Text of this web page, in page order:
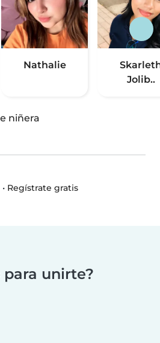
Nathalie
Jolib..
niñera
• Regístrate gratis
para unirte?